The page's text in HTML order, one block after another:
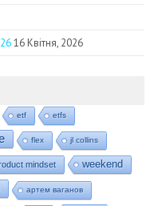
16 Квітня, 2026
etf etfs
flex jl collins
mindset weekend
артем ваганов